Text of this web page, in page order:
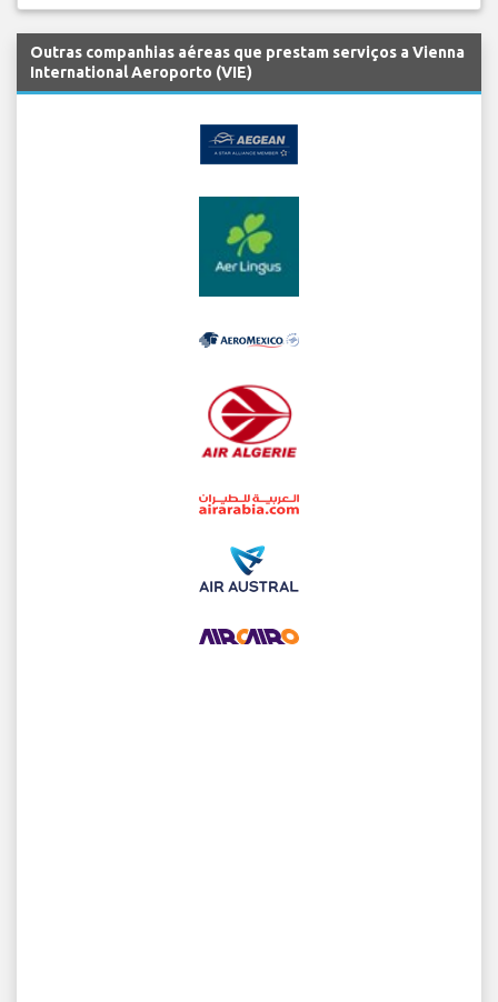
Outras companhias aéreas que prestam serviços a Vienna
International Aeroporto (VIE)